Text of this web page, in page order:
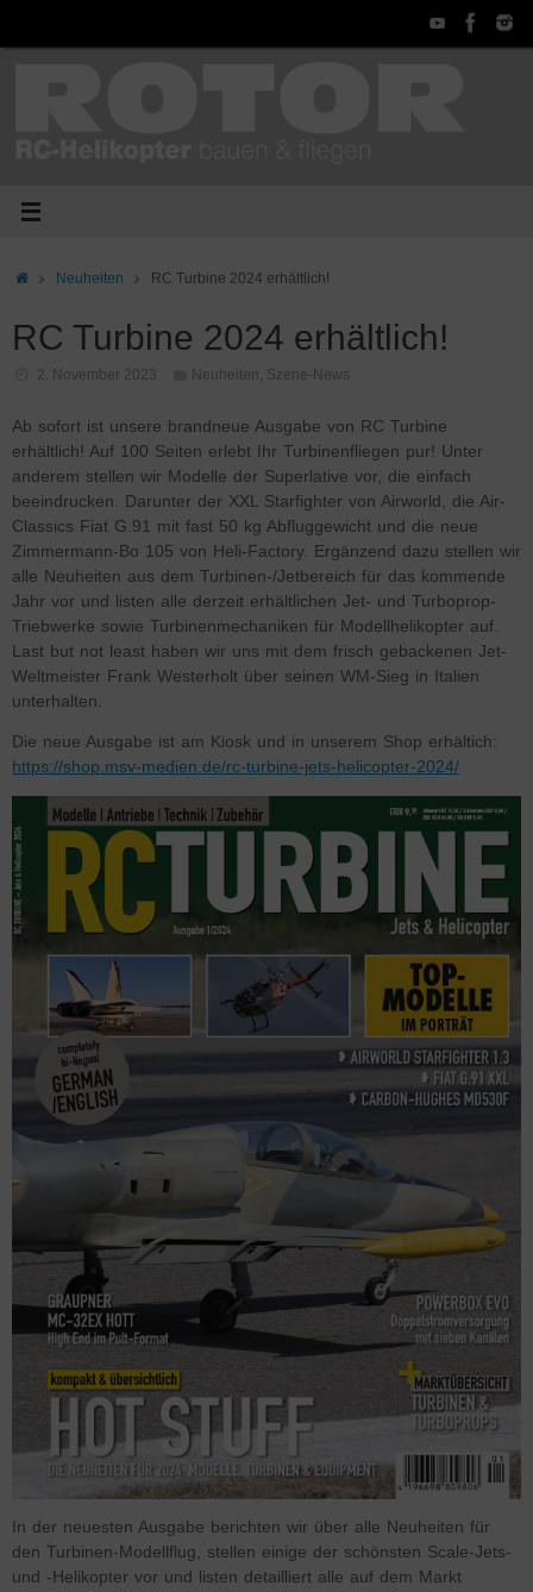
StartNeuheiten RC Turbine 2024 erhältlich!
RC Turbine 2024 erhältlich!
2. November 2023 Neuheiten, Szene-News
Ab sofort ist unsere brandneue Ausgabe von RC Turbine
erhältlich! Auf 100 Seiten erlebt Ihr Turbinenfliegen pur! Unter
anderem stellen wir Modelle der Superlative vor, die einfach
beeindrucken. Darunter der XXL Starfighter von Airworld, die Air-
Classics Fiat G.91 mit fast 50 kg Abfluggewicht und die neue
Zimmermann-Bo 105 von Heli-Factory. Ergänzend dazu stellen wir
alle Neuheiten aus dem Turbinen-/Jetbereich für das kommende
Jahr vor und listen alle derzeit erhältlichen Jet- und Turboprop-
Triebwerke sowie Turbinenmechaniken für Modellhelikopter auf.
Last but not least haben wir uns mit dem frisch gebackenen Jet-
Weltmeister Frank Westerholt über seinen WM-Sieg in Italien
unterhalten.
Die neue Ausgabe ist am Kiosk und in unserem Shop erhältich:
https://shop.msv-medien.de/rc-turbine-jets-helicopter-2024/
In der neuesten Ausgabe berichten wir über alle Neuheiten für
den Turbinen-Modellflug, stellen einige der schönsten Scale-Jets-
und -Helikopter vor und listen detailliert alle auf dem Markt